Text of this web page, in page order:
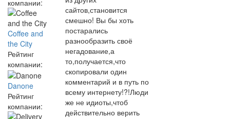
компании:
Coffee and
the City
Рейтинг
компании:
Danone
Рейтинг
компании:
сайтов,становится
смешно! Вы бы хоть
постарались
разнообразить своё
негадование,а
то,получается,что
скопировали один
комментарий и в путь по
всему интернету!?!Люди
же не идиоты,чтоб
действительно верить